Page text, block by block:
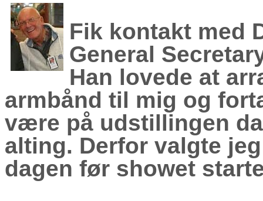
Fik kontakt med
General
Han lovede at
armbånd til mig og
være på udstillingen
alting. Derfor valgte
dagen før showet